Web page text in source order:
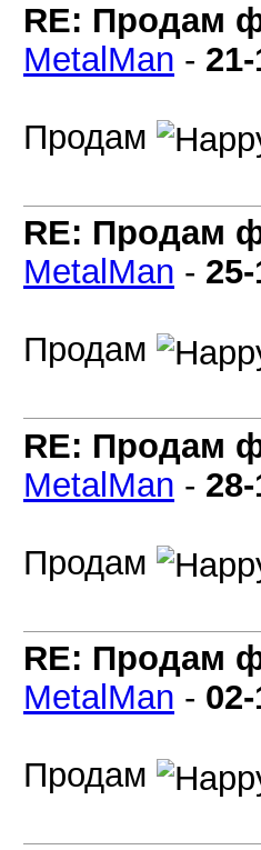
RE: Продам
MetalMan -
Продам
RE: Продам
MetalMan -
Продам
RE: Продам
MetalMan -
Продам
RE: Продам
MetalMan -
Продам